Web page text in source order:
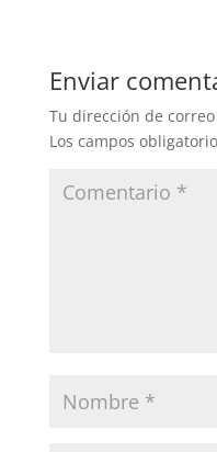
Enviar
Tu dirección de
Los campos